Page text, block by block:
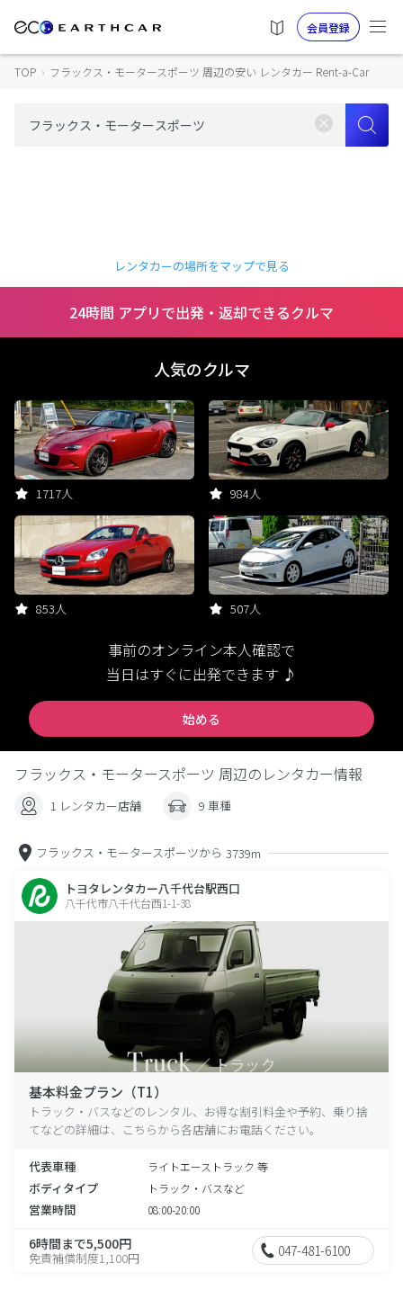
会員登録
TOP › フラックス・モータースポーツ 周辺の安い レンタカー Rent-a-Car
レンタカーの場所をマップで見る
24時間 アプリで出発・返却できるクルマ
人気のクルマ
1717人 984人
853人 507人
事前のオンライン本人確認で
当日はすぐに出発できます ♪
始める
フラックス・モータースポーツ 周辺のレンタカー情報
1 レンタカー店舗 9 車種
フラックス・モータースポーツから 3739m
トヨタレンタカー八千代台駅西口
八千代市八千代台西1-1-38
基本料金プラン（T1）
トラック・バスなどのレンタル、お得な割引料金や予約、乗り捨
てなどの詳細は、こちらから各店舗にお電話ください。
代表車種 ライトエーストラック 等
ボディタイプ トラック・バスなど
営業時間 08:00-20:00
6時間まで5,500円
免責補償制度1,100円 047-481-6100